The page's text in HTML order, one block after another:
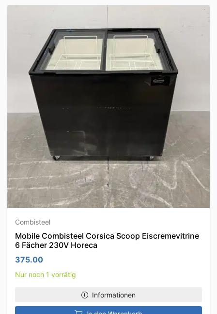
Combisteel
Mobile Combisteel Corsica Scoop Eiscremevitrine
6 Fächer 230V Horeca
375.00
Nur noch 1 vorrätig
Informationen